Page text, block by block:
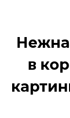
в